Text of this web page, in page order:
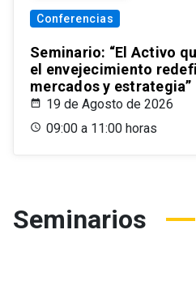
Conferencias
Seminario: “El Activo
el envejecimiento
mercados y estrategia”
19 de Agosto de 2026
09:00 a 11:00 horas
Seminarios